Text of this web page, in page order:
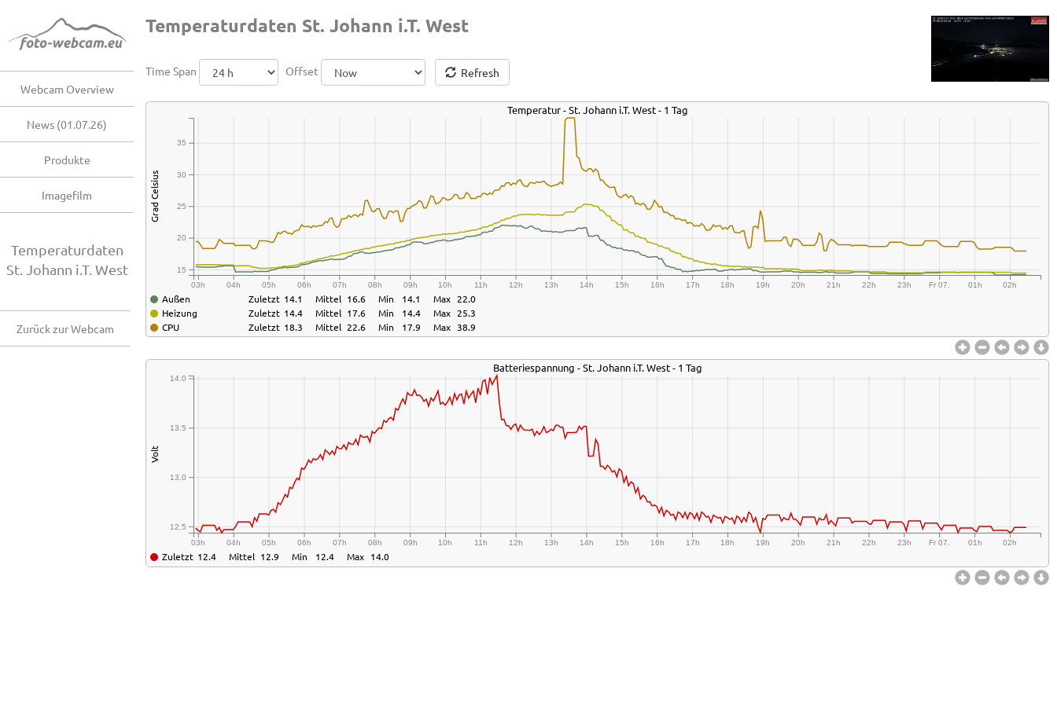
Webcam Overview
News (01.07.26)
Produkte
Imagefilm
Temperaturdaten
St. Johann i.T. West
Zurück zur Webcam
Temperaturdaten St. Johann i.T. West
Time Span Offset Refresh
Temperatur - St. Johann i.T. West - 1 Tag
03h 04h 05h 06h 07h 08h 09h 10h 11h 12h 13h 14h 15h 16h 17h 18h 19h 20h 21h 22h 23h Fr 07. 01h 02h
15
20
25
30
35
Grad Celsius
Außen
Heizung
CPU
Zuletzt
Zuletzt
Zuletzt
14.1
14.4
18.3
Mittel
Mittel
Mittel
16.6
17.6
22.6
Min
Min
Min
14.1
14.4
17.9
Max
Max
Max
22.0
25.3
38.9
Batteriespannung - St. Johann i.T. West - 1 Tag
03h 04h 05h 06h 07h 08h 09h 10h 11h 12h 13h 14h 15h 16h 17h 18h 19h 20h 21h 22h 23h Fr 07. 01h 02h
12.5
13.0
13.5
14.0
Volt
Zuletzt 12.4 Mittel 12.9 Min 12.4 Max 14.0